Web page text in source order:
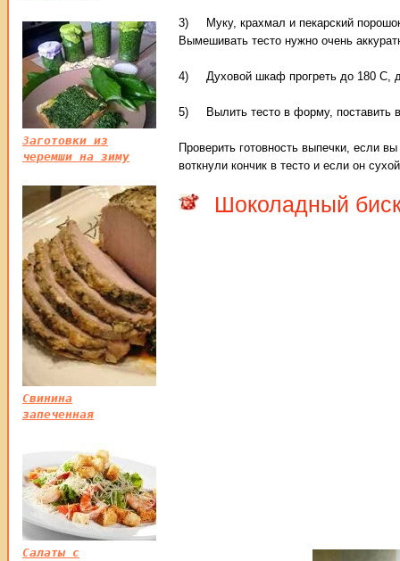
3) Муку, крахмал и пекарский
Вымешивать тесто нужно очень
4) Духовой шкаф прогреть до 180 С,
5) Вылить тесто в форму, поставить
Проверить готовность выпечки, если
воткнули кончик в тесто и если он
Шоколадный
Заготовки из
черемши на зиму
Свинина
запеченная
Салаты с